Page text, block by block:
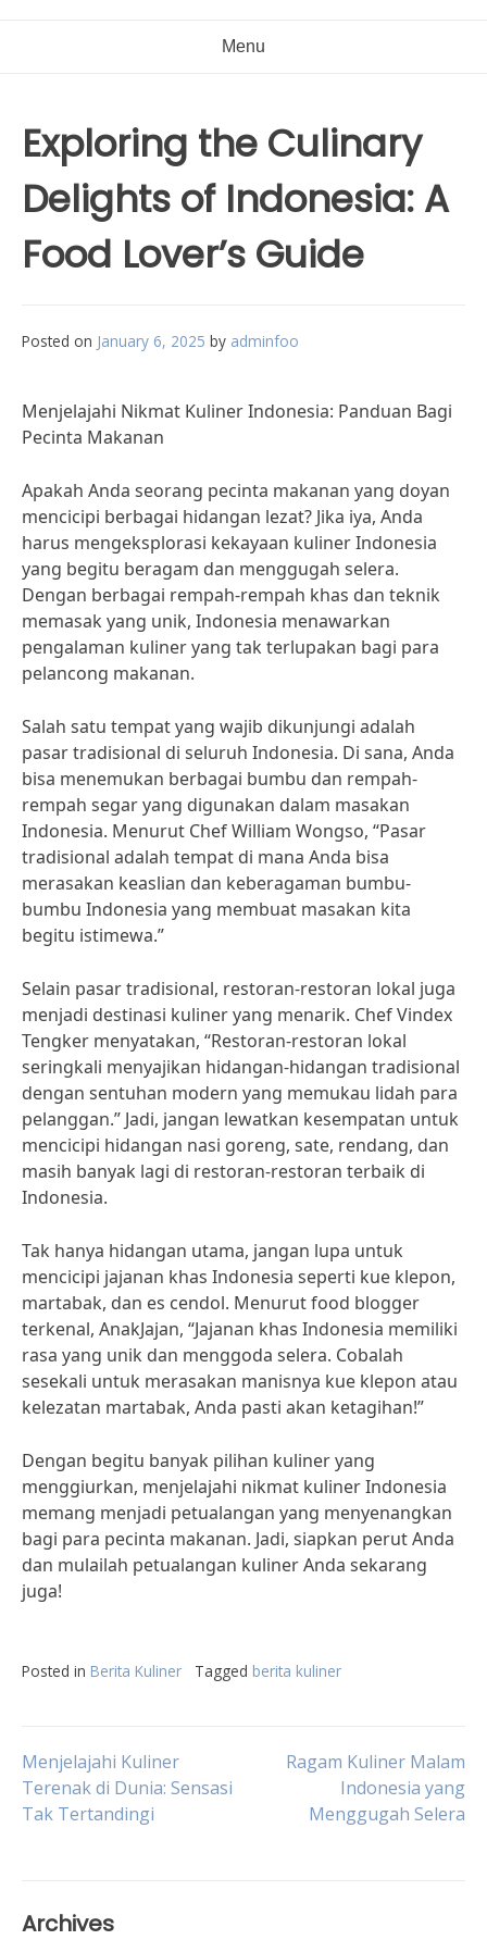
Menu
Exploring the Culinary
Delights of Indonesia: A
Food Lover’s Guide
Posted on January 6, 2025 by adminfoo
Menjelajahi Nikmat Kuliner Indonesia: Panduan Bagi
Pecinta Makanan
Apakah Anda seorang pecinta makanan yang doyan
mencicipi berbagai hidangan lezat? Jika iya, Anda
harus mengeksplorasi kekayaan kuliner Indonesia
yang begitu beragam dan menggugah selera.
Dengan berbagai rempah-rempah khas dan teknik
memasak yang unik, Indonesia menawarkan
pengalaman kuliner yang tak terlupakan bagi para
pelancong makanan.
Salah satu tempat yang wajib dikunjungi adalah
pasar tradisional di seluruh Indonesia. Di sana, Anda
bisa menemukan berbagai bumbu dan rempah-
rempah segar yang digunakan dalam masakan
Indonesia. Menurut Chef William Wongso, “Pasar
tradisional adalah tempat di mana Anda bisa
merasakan keaslian dan keberagaman bumbu-
bumbu Indonesia yang membuat masakan kita
begitu istimewa.”
Selain pasar tradisional, restoran-restoran lokal juga
menjadi destinasi kuliner yang menarik. Chef Vindex
Tengker menyatakan, “Restoran-restoran lokal
seringkali menyajikan hidangan-hidangan tradisional
dengan sentuhan modern yang memukau lidah para
pelanggan.” Jadi, jangan lewatkan kesempatan untuk
mencicipi hidangan nasi goreng, sate, rendang, dan
masih banyak lagi di restoran-restoran terbaik di
Indonesia.
Tak hanya hidangan utama, jangan lupa untuk
mencicipi jajanan khas Indonesia seperti kue klepon,
martabak, dan es cendol. Menurut food blogger
terkenal, AnakJajan, “Jajanan khas Indonesia memiliki
rasa yang unik dan menggoda selera. Cobalah
sesekali untuk merasakan manisnya kue klepon atau
kelezatan martabak, Anda pasti akan ketagihan!”
Dengan begitu banyak pilihan kuliner yang
menggiurkan, menjelajahi nikmat kuliner Indonesia
memang menjadi petualangan yang menyenangkan
bagi para pecinta makanan. Jadi, siapkan perut Anda
dan mulailah petualangan kuliner Anda sekarang
juga!
Posted in Berita Kuliner Tagged berita kuliner
Post
navigation
Menjelajahi Kuliner
Terenak di Dunia: Sensasi
Tak Tertandingi
Ragam Kuliner Malam
Indonesia yang
Menggugah Selera
Archives